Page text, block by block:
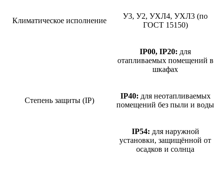
Климатическое исполнение
У3, У2, УХЛ4, УХЛ3 (по
ГОСТ 15150)
Степень защиты (IP)
IP00, IP20: для
отапливаемых помещений в
шкафах
IP40: для неотапливаемых
помещений без пыли и воды
IP54: для наружной
установки, защищённой от
осадков и солнца